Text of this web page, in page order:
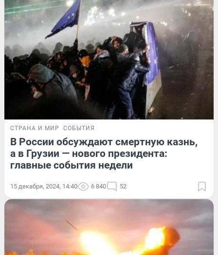
СТРАНА И МИР СОБЫТИЯ
В России обсуждают смертную казнь,
а в Грузии — нового президента:
главные события недели
15 декабря, 2024, 14:40 6 840 52